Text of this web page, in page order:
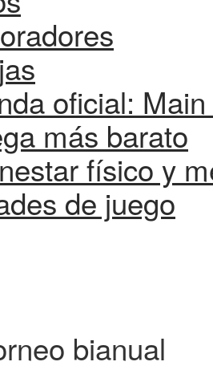
oficial:
más barato
físico y
de juego
bianual